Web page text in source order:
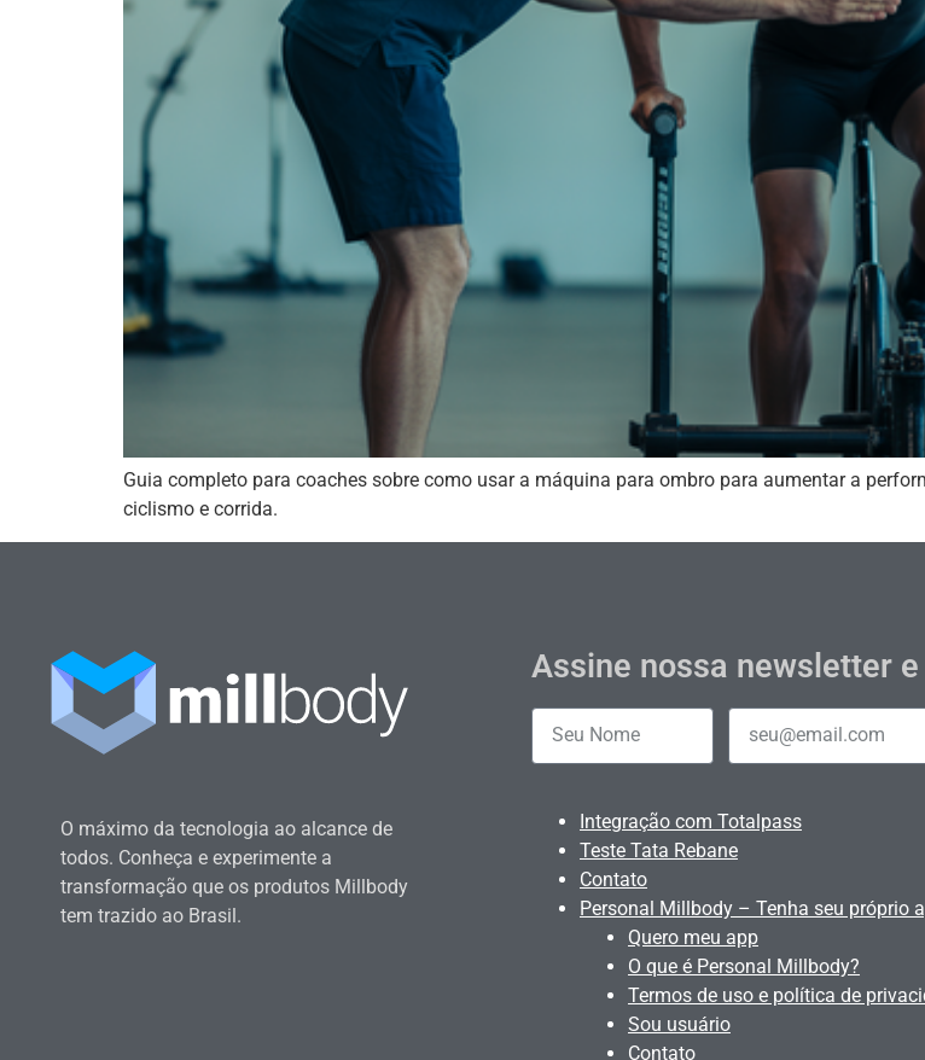
Guia completo para coaches sobre como usar a máquina para ombro para aumentar a
ciclismo e corrida.
O máximo da tecnologia ao alcance de
todos. Conheça e experimente a
transformação que os produtos Millbody
tem trazido ao Brasil.
Assine nossa newsletter
Integração com Totalpass
Teste Tata Rebane
Contato
Personal Millbody – Tenha seu próprio
Quero meu app
O que é Personal Millbody?
Termos de uso e política de
Sou usuário
Contato